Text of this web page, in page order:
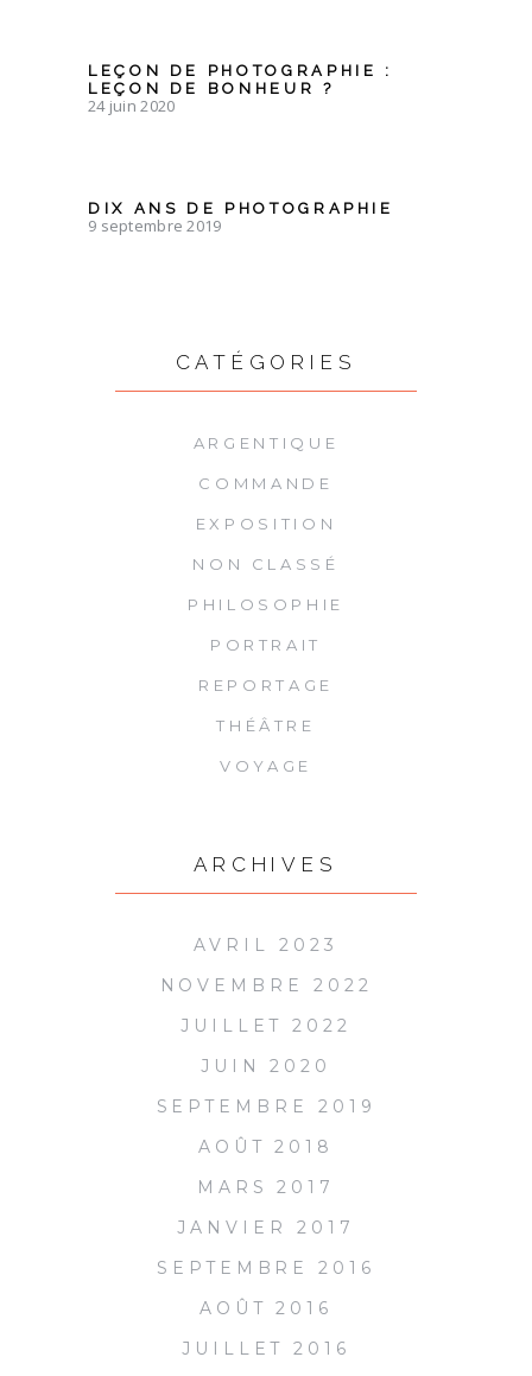
LEÇON DE PHOTOGRAPHIE :
LEÇON DE BONHEUR ?
24 juin 2020
DIX ANS DE PHOTOGRAPHIE
9 septembre 2019
CATÉGORIES
ARGENTIQUE
COMMANDE
EXPOSITION
NON CLASSÉ
PHILOSOPHIE
PORTRAIT
REPORTAGE
THÉÂTRE
VOYAGE
ARCHIVES
AVRIL 2023
NOVEMBRE 2022
JUILLET 2022
JUIN 2020
SEPTEMBRE 2019
AOÛT 2018
MARS 2017
JANVIER 2017
SEPTEMBRE 2016
AOÛT 2016
JUILLET 2016